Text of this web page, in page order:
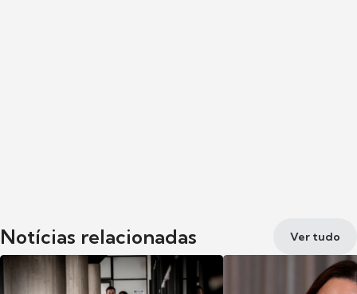
Notícias relacionadas Ver tudo